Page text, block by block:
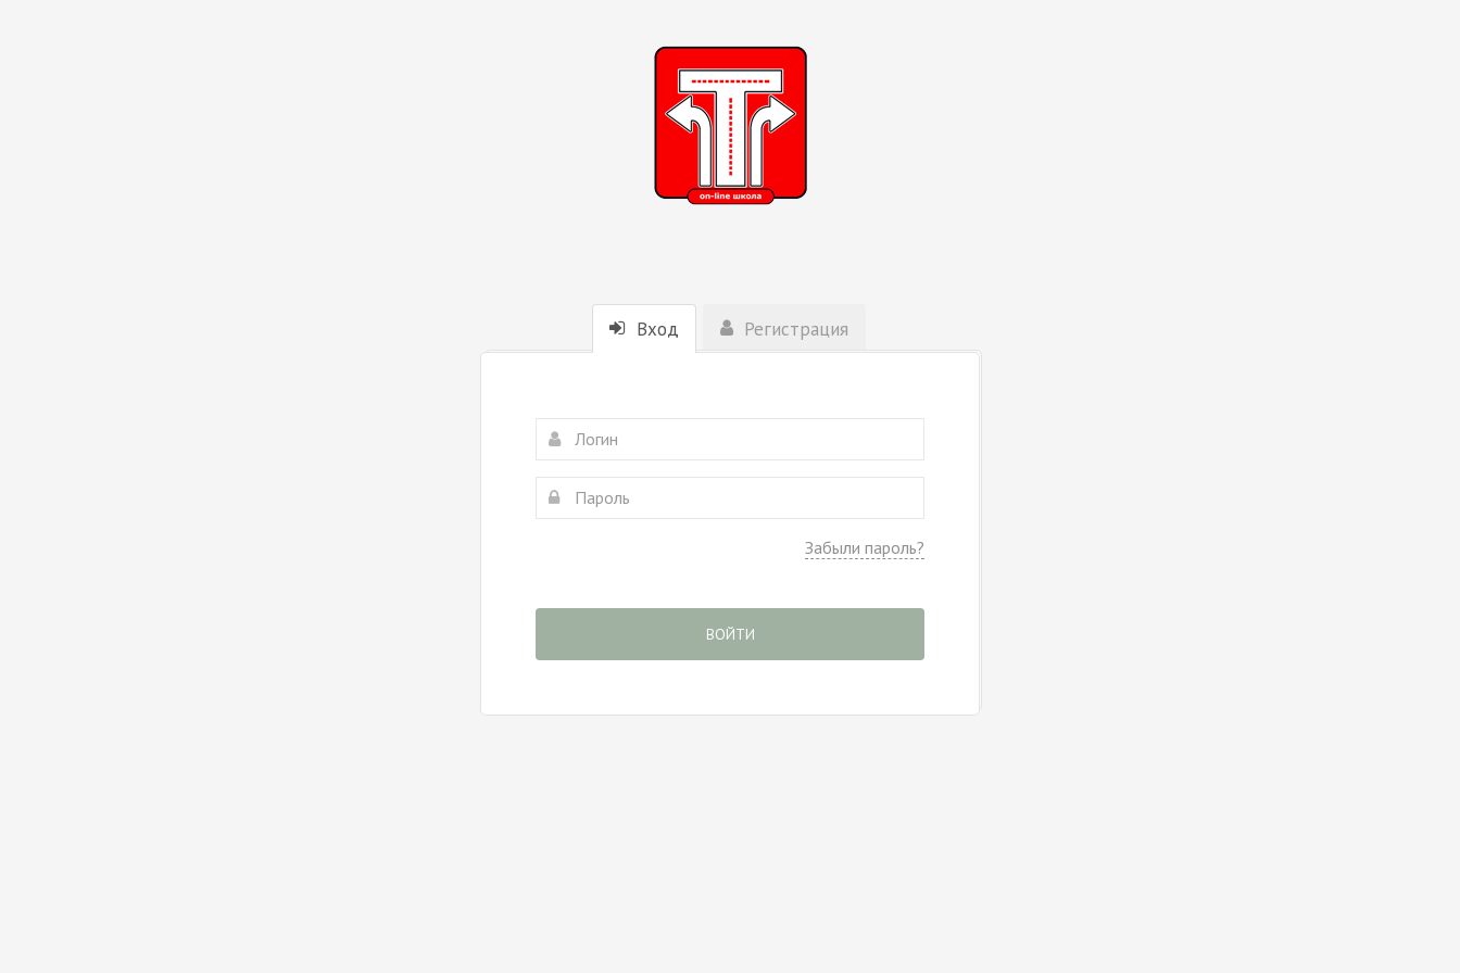
Вход Регистрация
Забыли пароль?
ВОЙТИ